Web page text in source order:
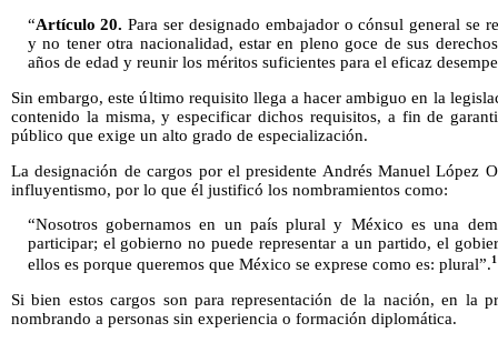
“Artículo 20. Para ser designado embajador o cónsul general se
y no tener otra nacionalidad, estar en pleno goce de sus
años de edad y reunir los méritos suficientes para el eficaz
Sin embargo, este último requisito llega a hacer ambiguo en la
contenido la misma, y especificar dichos requisitos, a fin de
público que exige un alto grado de especialización.
La designación de cargos por el presidente Andrés Manuel López
influyentismo, por lo que él justificó los nombramientos como:
“Nosotros gobernamos en un país plural y México es una
participar; el gobierno no puede representar a un partido, el
ellos es porque queremos que México se exprese como es: plural”.1
Si bien estos cargos son para representación de la nación, en la
nombrando a personas sin experiencia o formación diplomática.